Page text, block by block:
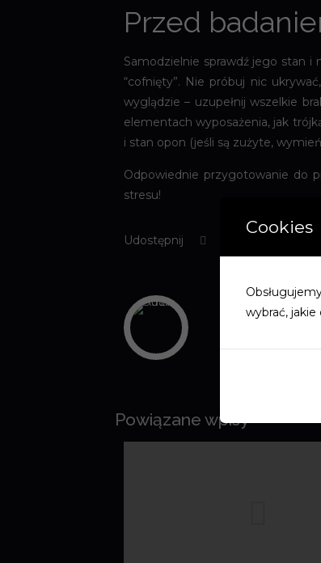
Przed
Samodzielnie sprawdź jego stan
“cofnięty”. Nie próbuj nic
wyglądzie – uzupełnij wszelkie
elementach wyposażenia, jak
i stan opon (jeśli są zużyte,
Odpowiednie przygotowanie do
stresu!
Udostępnij
Adam
Powiązane wpisy
Cookies
wybrać, jakie